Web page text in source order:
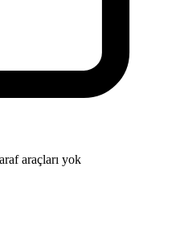
araçları yok